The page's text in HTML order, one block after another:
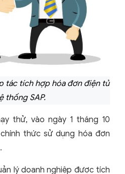
tác tích hợp hóa đơn điện tử
thống SAP.
thử, vào ngày 1 tháng 10
thức sử dụng hóa đơn
lý doanh nghiệp được tích